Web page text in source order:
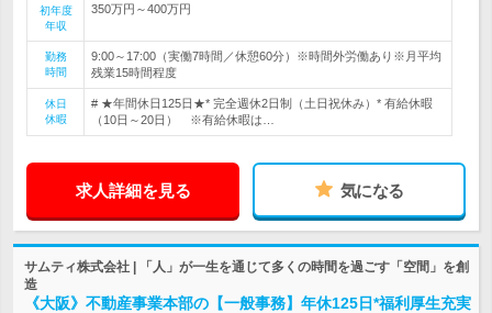
初年度
年収
350万円～400万円
勤務
時間
9:00～17:00（実働7時間／休憩60分）※時間外労働あり※月平均
残業15時間程度
休日
休暇
# ★年間休日125日★* 完全週休2日制（土日祝休み）* 有給休暇
（10日～20日） ※有給休暇は…
求人詳細を見る 気になる
サムティ株式会社 | 「人」が一生を通じて多くの時間を過ごす「空間」を創
造
《大阪》不動産事業本部の【一般事務】年休125日*福利厚生充実